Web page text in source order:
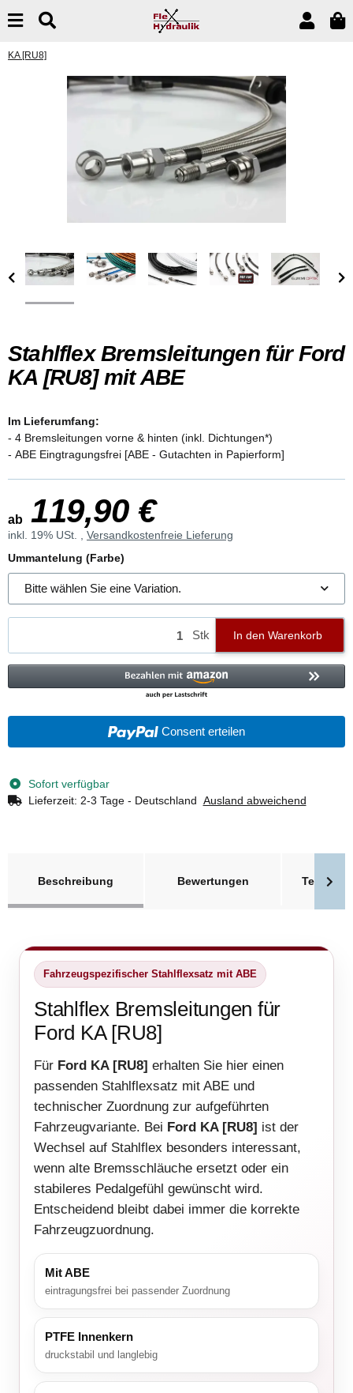
KA [RU8]
Stahlflex Bremsleitungen für Ford
KA [RU8] mit ABE
Im Lieferumfang:
- 4 Bremsleitungen vorne & hinten (inkl. Dichtungen*)
- ABE Eingtragungsfrei [ABE - Gutachten in Papierform]
ab 119,90 €
inkl. 19% USt. , Versandkostenfreie Lieferung
Ummantelung (Farbe)
Bitte wählen Sie eine Variation.
Stk In den Warenkorb
Consent erteilen
Sofort verfügbar
Lieferzeit: 2-3 Tage - Deutschland Ausland abweichend
Beschreibung
Bewertungen
Fahrzeugspezifischer Stahlflexsatz mit ABE
Stahlflex Bremsleitungen für
Ford KA [RU8]
Für Ford KA [RU8] erhalten Sie hier einen
passenden Stahlflexsatz mit ABE und
technischer Zuordnung zur aufgeführten
Fahrzeugvariante. Bei Ford KA [RU8] ist der
Wechsel auf Stahlflex besonders interessant,
wenn alte Bremsschläuche ersetzt oder ein
stabileres Pedalgefühl gewünscht wird.
Entscheidend bleibt dabei immer die korrekte
Fahrzeugzuordnung.
Mit ABE
eintragungsfrei bei passender Zuordnung
PTFE Innenkern
druckstabil und langlebig